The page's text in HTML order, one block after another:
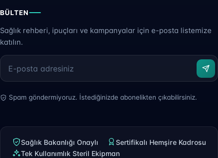
BÜLTEN
Sağlık rehberi, ipuçları ve kampanyalar için e-posta listemize
katılın.
Spam göndermiyoruz. İstediğinizde abonelikten çıkabilirsiniz.
Sağlık Bakanlığı Onaylı
Sertifikalı Hemşire Kadrosu
Tek Kullanımlık Steril Ekipman